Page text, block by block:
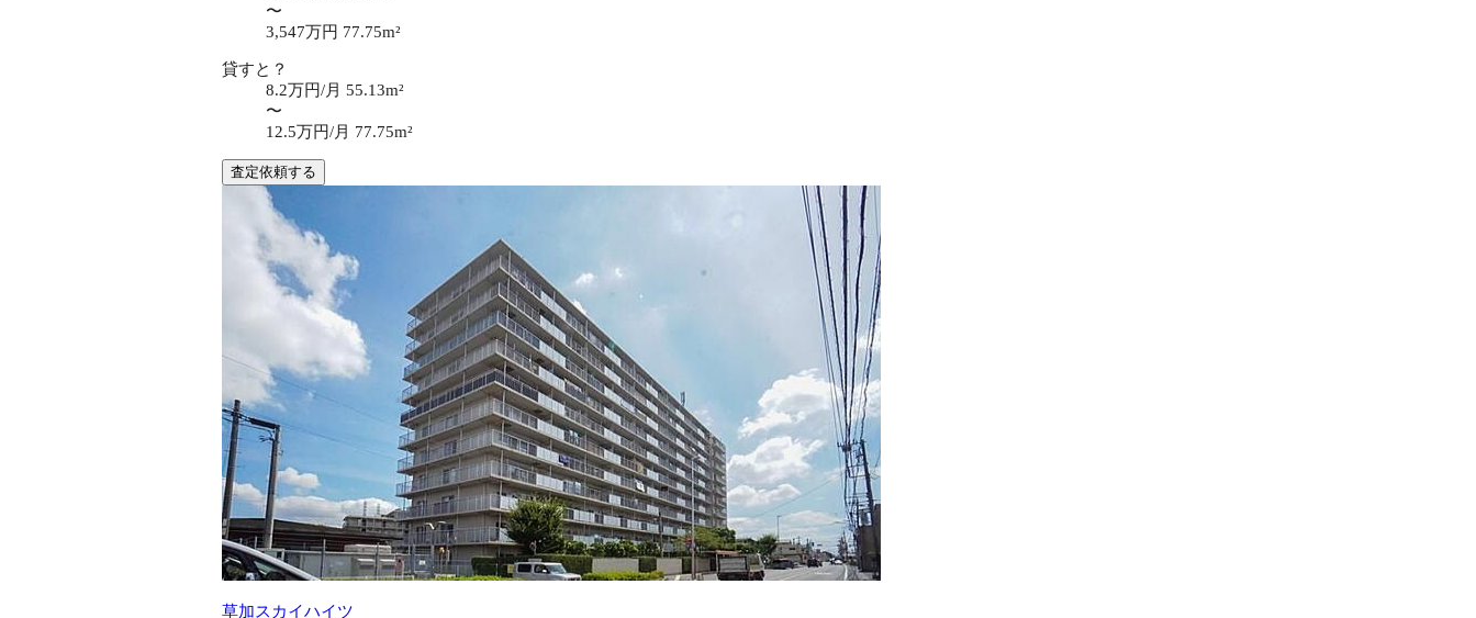
〜
3,547万円 77.75m²
貸すと？
8.2万円/月 55.13m²
〜
12.5万円/月 77.75m²
査定依頼する
草加スカイハイツ